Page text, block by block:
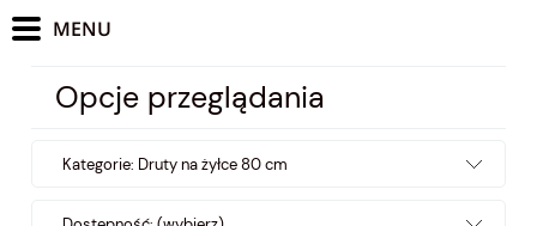
Opcje przeglądania
Kategorie: Druty na żyłce 80 cm